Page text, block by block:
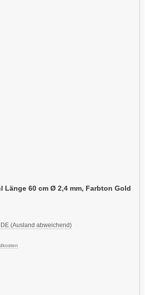
Länge 60 cm Ø 2,4 mm, Farbton Gold
(Ausland abweichend)